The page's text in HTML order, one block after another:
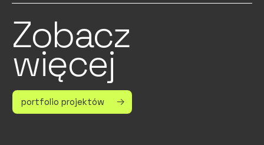
Zobacz
więcej
portfolio projektów